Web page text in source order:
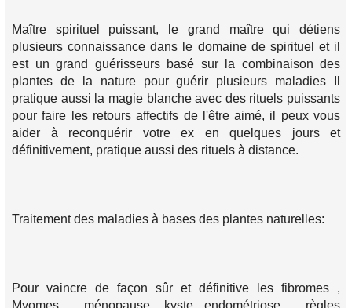
Maître spirituel puissant, le grand maître qui détiens
plusieurs connaissance dans le domaine de spirituel et il
est un grand guérisseurs basé sur la combinaison des
plantes de la nature pour guérir plusieurs maladies Il
pratique aussi la magie blanche avec des rituels puissants
pour faire les retours affectifs de l'être aimé, il peux vous
aider à reconquérir votre ex en quelques jours et
définitivement, pratique aussi des rituels à distance.
Traitement des maladies à bases des plantes naturelles:
Pour vaincre de façon sûr et définitive les fibromes ,
Myomes , ménopause, kyste endométriose , règles